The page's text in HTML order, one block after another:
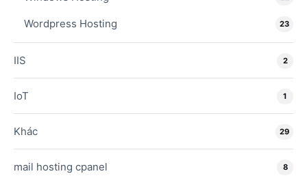
Wordpress Hosting 23
IIS 2
IoT 1
Khác 29
mail hosting cpanel 8